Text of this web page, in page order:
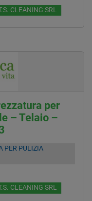
CLEANING SRL
per
– Telaio –
PER PULIZIA
CLEANING SRL